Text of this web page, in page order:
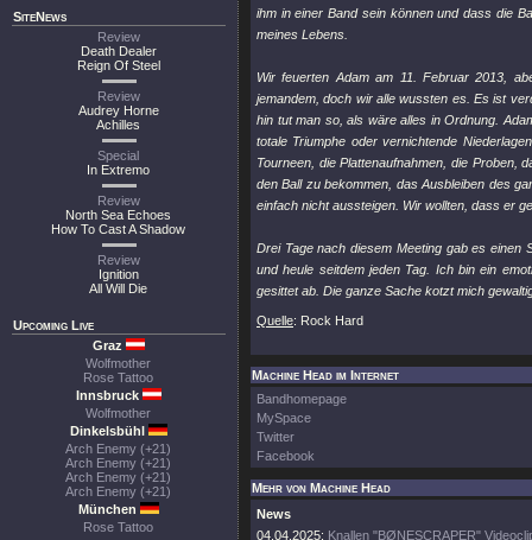
SiteNews
Review
Death Dealer
Reign Of Steel
Review
Audrey Horne
Achilles
Special
In Extremo
Review
North Sea Echoes
How To Cast A Shadow
Review
Ignition
All Will Die
Upcoming Live
Graz
Wolfmother
Rose Tattoo
Innsbruck
Wolfmother
Dinkelsbühl
Arch Enemy (+21)
Arch Enemy (+21)
Arch Enemy (+21)
Arch Enemy (+21)
München
Rose Tattoo
ihm in einer Band sein können und dass die
meines Lebens.
Wir feuerten Adam am 11. Februar 2013,
jemandem, doch wir alle wussten es. Es ist
hin tut man so, als wäre alles in Ordnung.
totale Triumphe oder vernichtende
Tourneen, die Plattenaufnahmen, die Proben,
den Ball zu bekommen, das Ausbleiben des
einfach nicht aussteigen. Wir wollten, dass er
Drei Tage nach diesem Meeting gab es einen
und heule seitdem jeden Tag. Ich bin ein
gesittet ab. Die ganze Sache kotzt mich
Quelle: Rock Hard
Machine Head im Internet
Bandhomepage
MySpace
Twitter
Facebook
Mehr von Machine Head
News
04.04.2025: Knallen "BØNESCRAPER"